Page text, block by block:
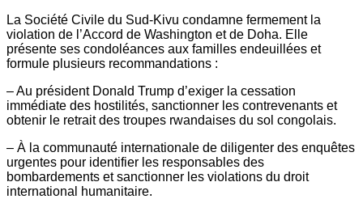
La Société Civile du Sud-Kivu condamne fermement la
violation de l’Accord de Washington et de Doha. Elle
présente ses condoléances aux familles endeuillées et
formule plusieurs recommandations :
– Au président Donald Trump d’exiger la cessation
immédiate des hostilités, sanctionner les contrevenants et
obtenir le retrait des troupes rwandaises du sol congolais.
– À la communauté internationale de diligenter des enquêtes
urgentes pour identifier les responsables des
bombardements et sanctionner les violations du droit
international humanitaire.